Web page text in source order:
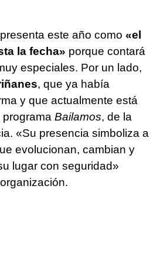
este año como «el
la fecha» porque contará
especiales. Por un lado,
, que ya había
y que actualmente está
Bailamos, de la
«Su presencia simboliza a
evolucionan, cambian y
lugar con seguridad»